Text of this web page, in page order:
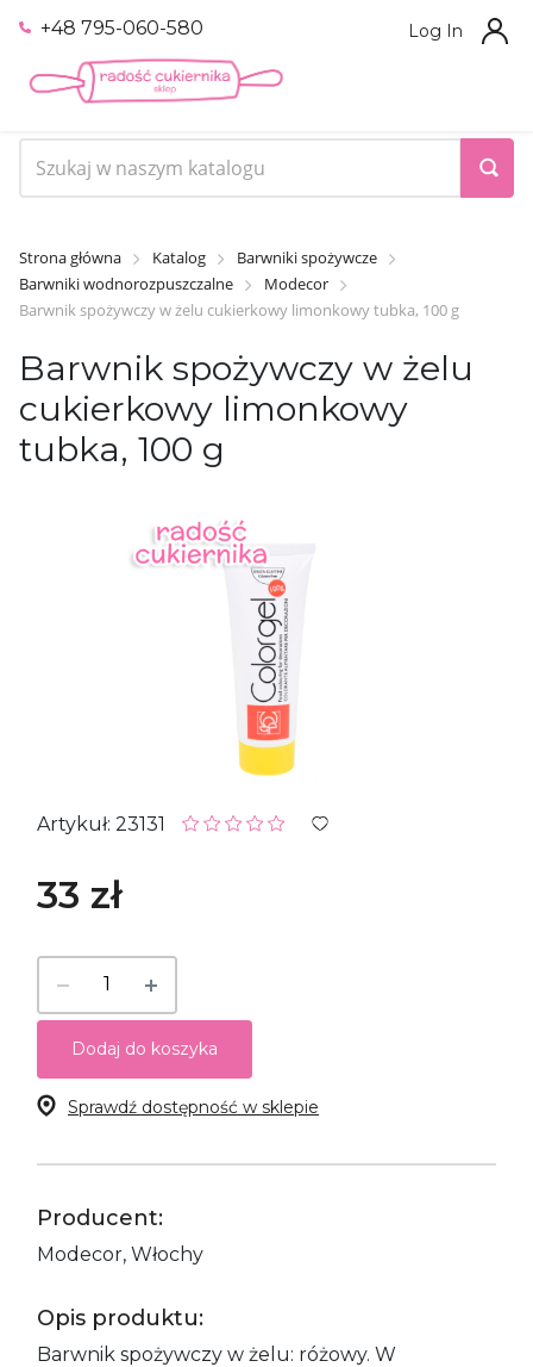
+48 795-060-580 Log In
Strona główna Katalog
Barwniki spożywcze
Barwniki wodnorozpuszczalne
Modecor
Barwnik spożywczy w żelu cukierkowy limonkowy tubka, 100 g
Barwnik spożywczy w żelu
cukierkowy limonkowy
tubka, 100 g
Artykuł: 23131
33 zł
Dodaj do koszyka
Sprawdź dostępność w sklepie
Producent:
Modecor, Włochy
Opis produktu:
Barwnik spożywczy w żelu: różowy. W